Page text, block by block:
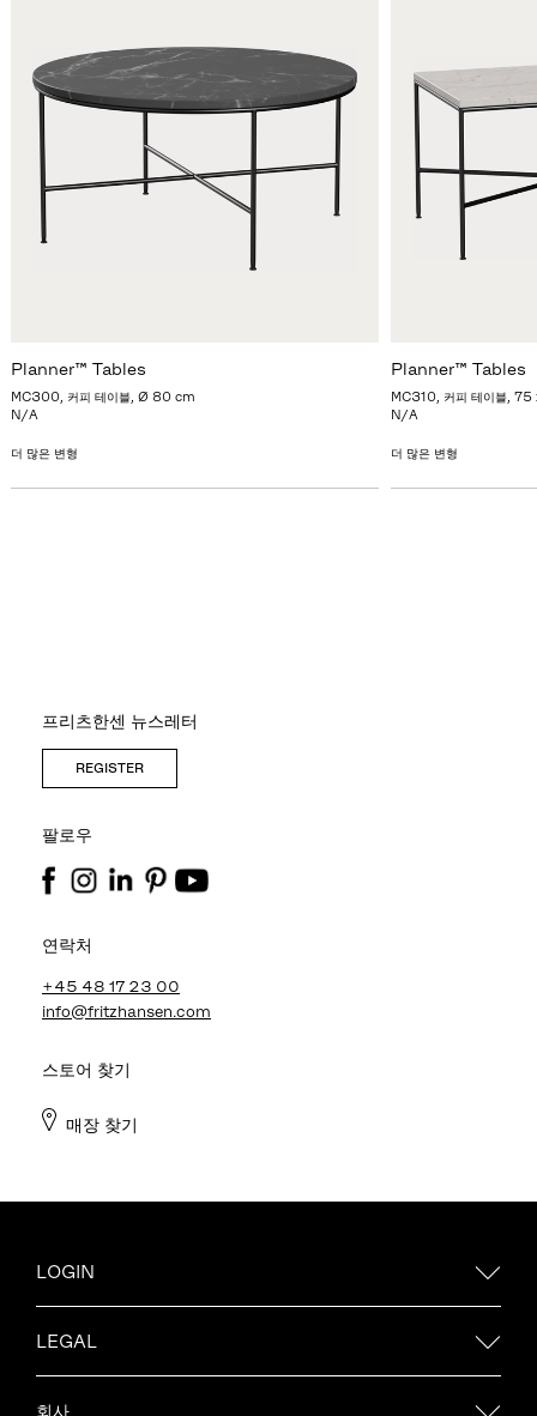
Planner™ Tables
MC300, 커피 테이블, Ø 80 cm
N/A
더 많은 변형
Planner™ Tables
MC310, 커피 테이블,
N/A
더 많은 변형
프리츠한센 뉴스레터
REGISTER
팔로우
연락처
+45 48 17 23 00
info@fritzhansen.com
스토어 찾기
매장 찾기
LOGIN
LEGAL
회사